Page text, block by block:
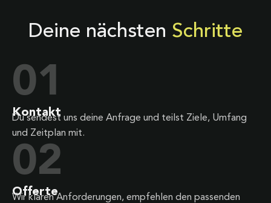
Deine nächsten Schritte
01
Kontakt
Du sendest uns deine Anfrage und teilst Ziele, Umfang
und Zeitplan mit.
02
Offerte
Wir klären Anforderungen, empfehlen den passenden